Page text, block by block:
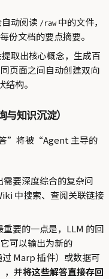
动阅读 /raw中的文件，
份文档的要点摘要。
提取出核心概念，生成百
页面之间自动创建双向
构。
知识沉淀）
”将被“Agent 主导的
需要深度综合的复杂问
中搜索、查阅关联链接
重要的一点是，LLM 的回
可以输出为新的
Marp 插件）或数据可
，并将这些解答直接存回